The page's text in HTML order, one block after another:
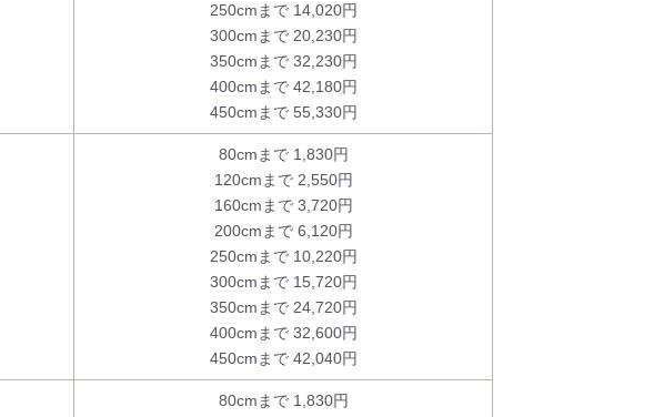
250cmまで 14,020円
300cmまで 20,230円
350cmまで 32,230円
400cmまで 42,180円
450cmまで 55,330円
80cmまで 1,830円
120cmまで 2,550円
160cmまで 3,720円
200cmまで 6,120円
250cmまで 10,220円
300cmまで 15,720円
350cmまで 24,720円
400cmまで 32,600円
450cmまで 42,040円
80cmまで 1,830円